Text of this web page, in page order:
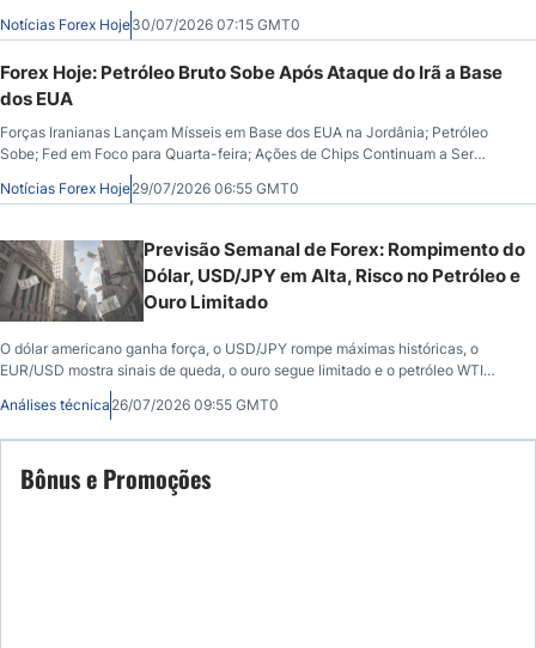
O Ouro Permanece Firme
Notícias Forex Hoje30/07/2026 07:15 GMT0
Forex Hoje: Petróleo Bruto Sobe Após Ataque do Irã a Base
dos EUA
Forças Iranianas Lançam Mísseis em Base dos EUA na Jordânia; Petróleo
Sobe; Fed em Foco para Quarta-feira; Ações de Chips Continuam a Ser
Derrotadas; USD Continua a Baixas Moedas; Resultados de Tecnologia à
Vista
Notícias Forex Hoje29/07/2026 06:55 GMT0
Previsão Semanal de Forex: Rompimento do
Dólar, USD/JPY em Alta, Risco no Petróleo e
Ouro Limitado
O dólar americano ganha força, o USD/JPY rompe máximas históricas, o
EUR/USD mostra sinais de queda, o ouro segue limitado e o petróleo WTI
reage ao risco geopolítico entre EUA e Irã.
Análises técnica 26/07/2026 09:55 GMT0
Bônus e Promoções